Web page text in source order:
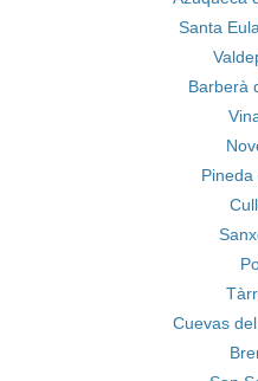
Santa
Barberà
Cuevas